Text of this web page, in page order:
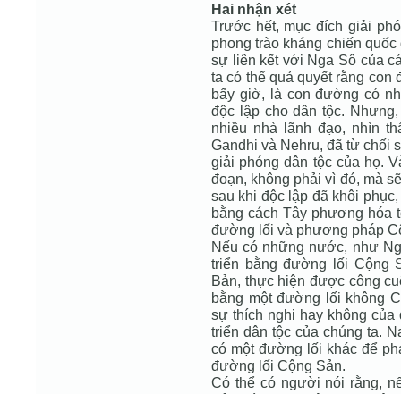
Hai nhận xét
Trước hết, mục đích giải
phong trào kháng chiến
sự liên kết với Nga Sô của
ta có thể quả quyết rằng
bấy giờ, là con đường có
độc lập cho dân tộc.
nhiều nhà lãnh đạo, nhìn
Gandhi và Nehru, đã từ chối
giải phóng dân tộc của họ.
đoạn, không phải vì đó, mà
sau khi độc lập đã khôi
bằng cách Tây phương hóa
đường lối và phương pháp
Nếu có những nước, như
triển bằng đường lối Cộng
Bản, thực hiện được công
bằng một đường lối không
sự thích nghi hay không
triển dân tộc của chúng ta.
có một đường lối khác để
đường lối Cộng Sản.
Có thể có người nói rằng,